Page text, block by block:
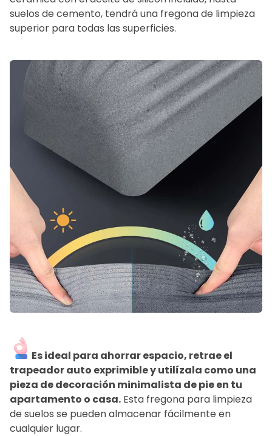
suelos de cemento, tendrá una fregona de limpieza
superior para todas las superficies.
Es ideal para ahorrar espacio, retrae el
trapeador auto exprimible y utilízala como una
pieza de decoración minimalista de pie en tu
apartamento o casa. Esta fregona para limpieza
de suelos se pueden almacenar fácilmente en
cualquier lugar.